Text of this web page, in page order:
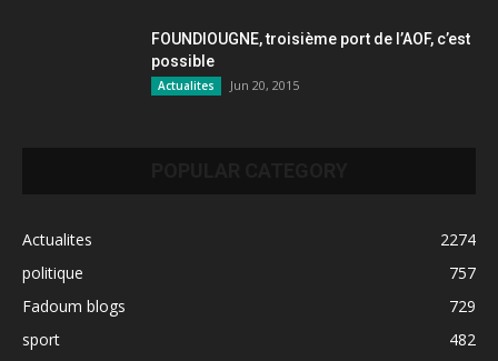
FOUNDIOUGNE, troisième port de l’AOF, c’est
possible
Actualites Jun 20, 2015
Actualites
2274
politique
757
Fadoum blogs
729
sport
482